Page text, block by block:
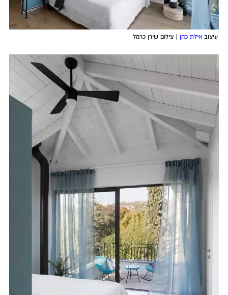
עיצוב אילת כהן | צילום שירן כרמל